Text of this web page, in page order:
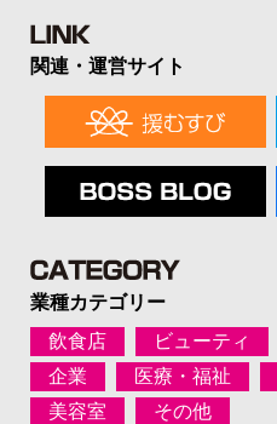
関連・運営サイト
業種カテゴリー
飲食店
ビューティ
企業
医療・福祉
美容室
その他